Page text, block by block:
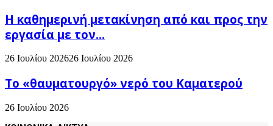
H καθημερινή μετακίνηση από και προς την
εργασία με τον...
26 Ιουλίου 202626 Ιουλίου 2026
Το «θαυματουργό» νερό του Καματερού
26 Ιουλίου 2026